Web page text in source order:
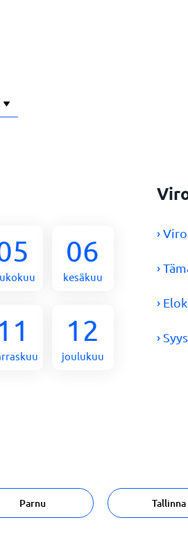
06
kesäkuu
12
joulukuu
›
›
›
›
Parnu Tallinna